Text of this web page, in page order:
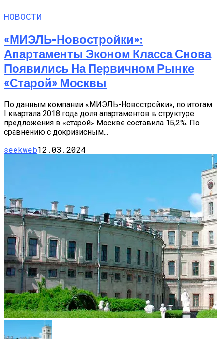
НОВОСТИ
«МИЭЛЬ-Новостройки»:
Апартаменты Эконом Класса Снова
Появились На Первичном Рынке
«старой» Москвы
По данным компании «МИЭЛЬ-Новостройки», по итогам
I квартала 2018 года доля апартаментов в структуре
предложения в «старой» Москве составила 15,2%. По
сравнению с докризисным...
seekweb12.03.2024